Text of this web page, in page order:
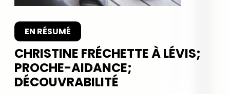
EN RÉSUMÉ
CHRISTINE FRÉCHETTE À LÉVIS;
PROCHE-AIDANCE;
DÉCOUVRABILITÉ